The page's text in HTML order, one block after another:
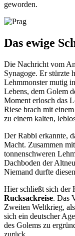
geworden.
Das ewige
Die Nachricht vom
Synagoge. Er stürzte
Lehmmonster mutig
Lebens, dem Golem
Moment erlosch das
Riese brach mit
zu einem kalten,
Der Rabbi erkannte,
Macht. Zusammen
tonnenschweren
Dachboden der
Niemand durfte
Hier schließt sich der
Rucksackreise. Das
Zweiten Weltkrieg,
sich ein deutscher
des Golems zu